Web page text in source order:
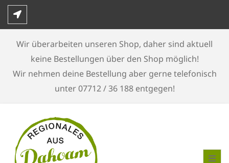
Skip
Wir überarbeiten unseren Shop, daher sind aktuell
keine Bestellungen über den Shop möglich!
Wir nehmen deine Bestellung aber gerne telefonisch
unter 07712 / 36 188 entgegen!